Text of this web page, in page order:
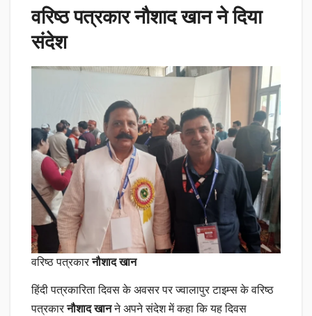
वरिष्ठ पत्रकार नौशाद खान ने दिया
संदेश
वरिष्ठ पत्रकारनौशाद खान
हिंदी पत्रकारिता दिवस के अवसर पर ज्वालापुर टाइम्स के वरिष्ठ
पत्रकारनौशाद खानने अपने संदेश में कहा कि यह दिवस